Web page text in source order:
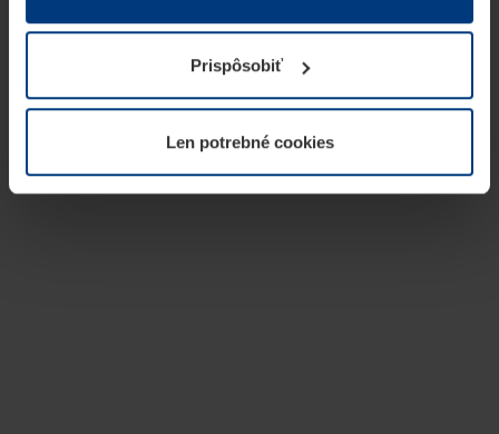
prevádzku tejto stránky. Pre všetky ostatné typy cookie
potrebujeme Vaše povolenie. Vaše povolenie môžete
kedykoľvek zmeniť alebo odvolať vo vysvetlení cookie
našej webovej stránky.
Prispôsobiť
Len potrebné cookies